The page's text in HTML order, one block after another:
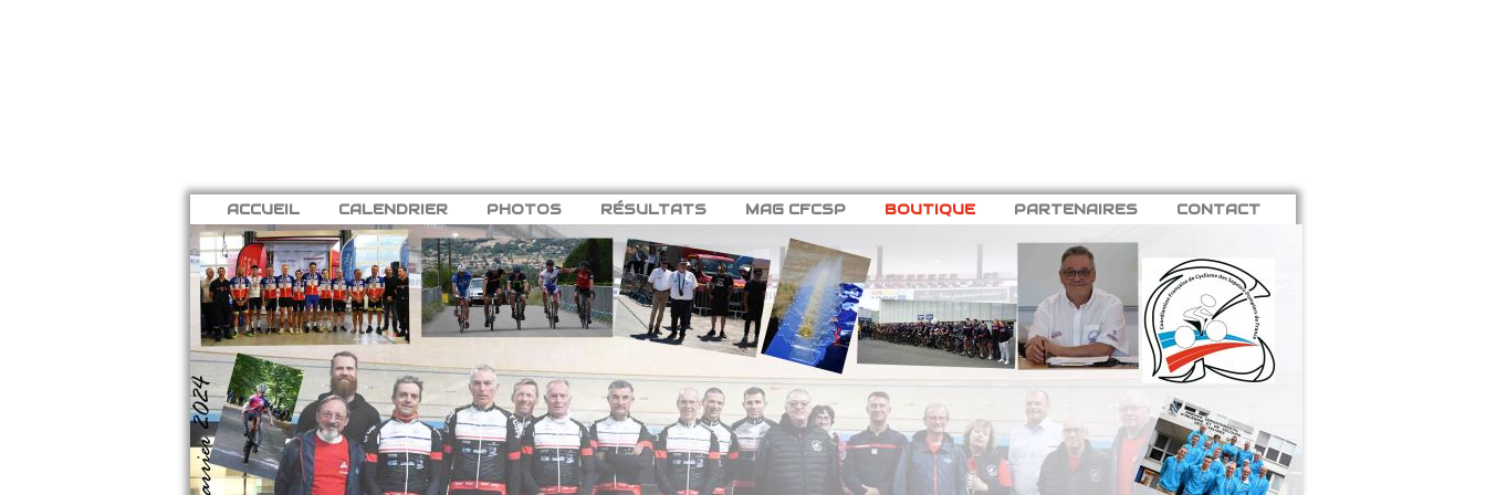
ACCUEIL CALENDRIER PHOTOS RÉSULTATS MAG CFCSP BOUTIQUE PARTENAIRES CONTACT